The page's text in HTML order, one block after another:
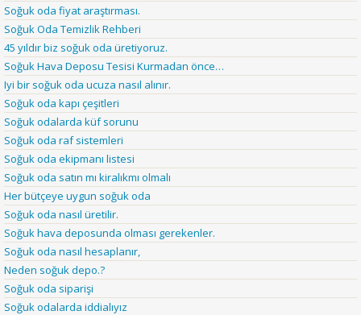
Soğuk oda fiyat araştırması.
Soğuk Oda Temizlik Rehberi
45 yıldır biz soğuk oda üretiyoruz.
Soğuk Hava Deposu Tesisi Kurmadan önce…
Iyi bir soğuk oda ucuza nasıl alınır.
Soğuk oda kapı çeşitleri
Soğuk odalarda küf sorunu
Soğuk oda raf sistemleri
Soğuk oda ekipmanı listesi
Soğuk oda satın mı kiralıkmı olmalı
Her bütçeye uygun soğuk oda
Soğuk oda nasıl üretilir.
Soğuk hava deposunda olması gerekenler.
Soğuk oda nasıl hesaplanır,
Neden soğuk depo.?
Soğuk oda siparişi
Soğuk odalarda iddialıyız